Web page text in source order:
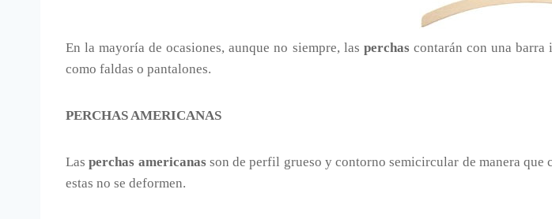
En la mayoría de ocasiones, aunque no siempre, las perchascontarán con una barra
como faldas o pantalones.
PERCHAS AMERICANAS
Lasperchas americanas son de perfil grueso y contorno semicircular de manera que
estas no se deformen.